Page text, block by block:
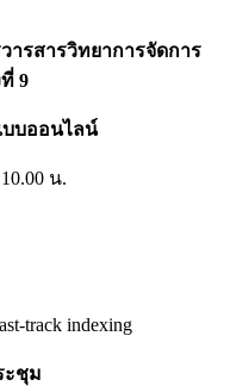
ารสารวิทยาการจัดการ
9
บบออนไลน์
น.
indexing
ะชุม